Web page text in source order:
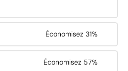
Économisez 31%
Économisez 57%